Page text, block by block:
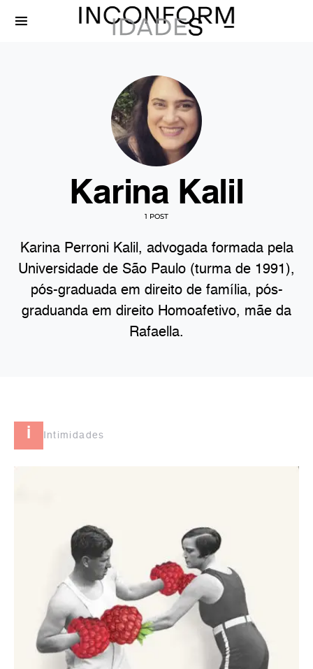
Karina Kalil
1 POST
Karina Perroni Kalil, advogada formada pela
Universidade de São Paulo (turma de 1991),
pós-graduada em direito de família, pós-
graduanda em direito Homoafetivo, mãe da
Rafaella.
i Intimidades